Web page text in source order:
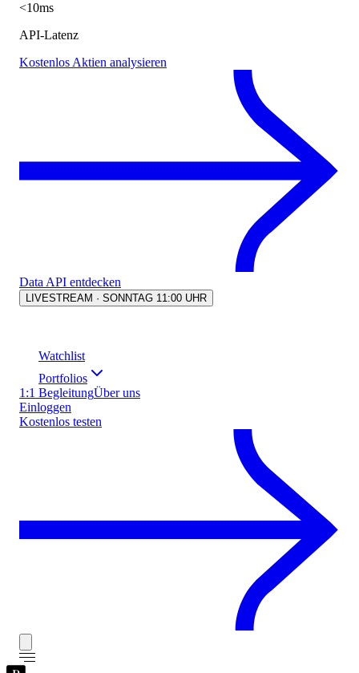
<10ms
API-Latenz
Kostenlos Aktien analysieren
Data API entdecken
LIVESTREAM · SONNTAG 11:00 UHR
Watchlist
Portfolios
1:1 BegleitungÜber uns
Einloggen
Kostenlos testen